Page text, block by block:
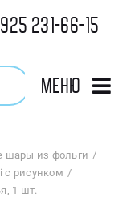
231-66-15
Меню
шары из фольги
с рисунком
1 шт.